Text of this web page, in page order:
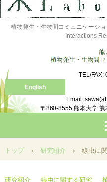
植物発生・生物間コミュニケーシ
Interactions
TEL/FAX:
English
Email:
〒860-8555 熊本大学
トップ › 研究紹介 › 線虫に
研究紹介 線虫に関する研究